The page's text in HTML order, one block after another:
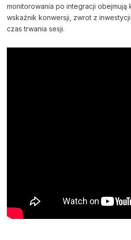
monitorowania po integracji obejmują
wskaźnik konwersji, zwrot z
czas trwania sesji.